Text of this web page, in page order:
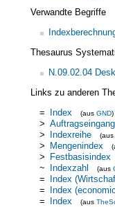
Verwandte Begriffe
Thesaurus
N.09.02.04
Links zu anderen
= Index (aus GND)
>
> Indexreihe (aus
> Mengenindex
> Festbasisindex
~ Indexzahl (aus
= Index
= Index
= Index (aus